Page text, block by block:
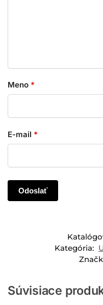
Meno *
E-mail *
Kategória:
Súvisiace